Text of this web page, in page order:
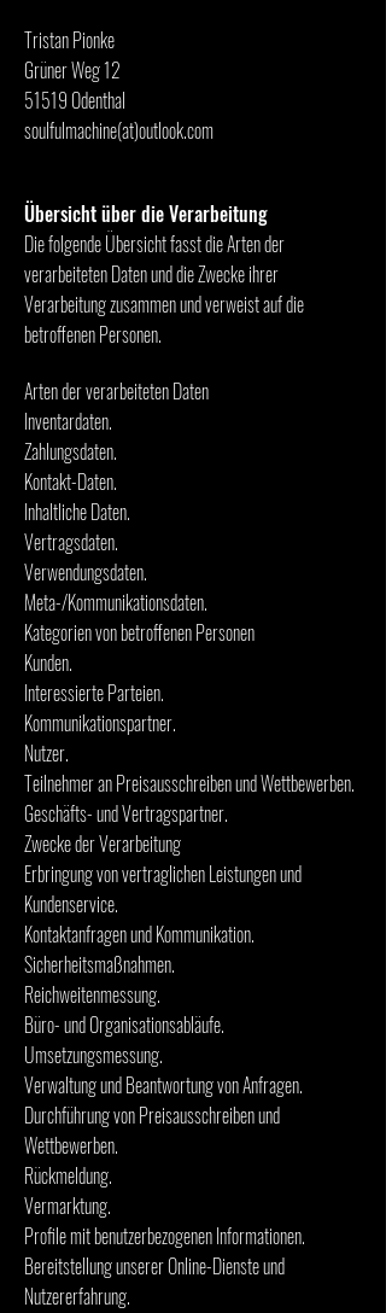
Tristan Pionke
Grüner Weg 12
51519 Odenthal
soulfulmachine(at)outlook.com
Übersicht über die Verarbeitung
Die folgende Übersicht fasst die Arten der
verarbeiteten Daten und die Zwecke ihrer
Verarbeitung zusammen und verweist auf die
betroffenen Personen.
Arten der verarbeiteten Daten
Inventardaten.
Zahlungsdaten.
Kontakt-Daten.
Inhaltliche Daten.
Vertragsdaten.
Verwendungsdaten.
Meta-/Kommunikationsdaten.
Kategorien von betroffenen Personen
Kunden.
Interessierte Parteien.
Kommunikationspartner.
Nutzer.
Teilnehmer an Preisausschreiben und Wettbewerben.
Geschäfts- und Vertragspartner.
Zwecke der Verarbeitung
Erbringung von vertraglichen Leistungen und
Kundenservice.
Kontaktanfragen und Kommunikation.
Sicherheitsmaßnahmen.
Reichweitenmessung.
Büro- und Organisationsabläufe.
Umsetzungsmessung.
Verwaltung und Beantwortung von Anfragen.
Durchführung von Preisausschreiben und
Wettbewerben.
Rückmeldung.
Vermarktung.
Profile mit benutzerbezogenen Informationen.
Bereitstellung unserer Online-Dienste und
Nutzererfahrung.